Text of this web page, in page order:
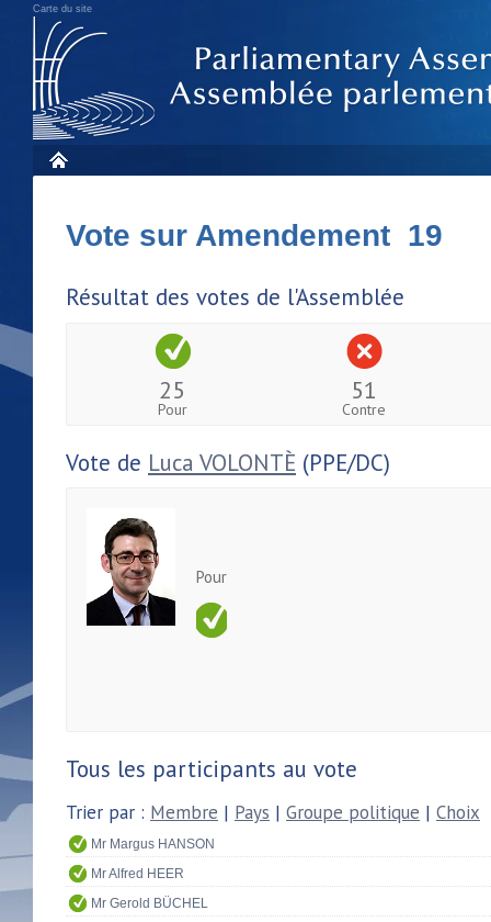
Carte du site
Vote sur Amendement 19
Résultat des votes de l'Assemblée
25
Pour
51
Contre
Vote de Luca VOLONTÈ (PPE/DC)
Pour
Tous les participants au vote
Trier par : Membre | Pays | Groupe politique | Choix
Mr Margus HANSON
Mr Alfred HEER
Mr Gerold BÜCHEL